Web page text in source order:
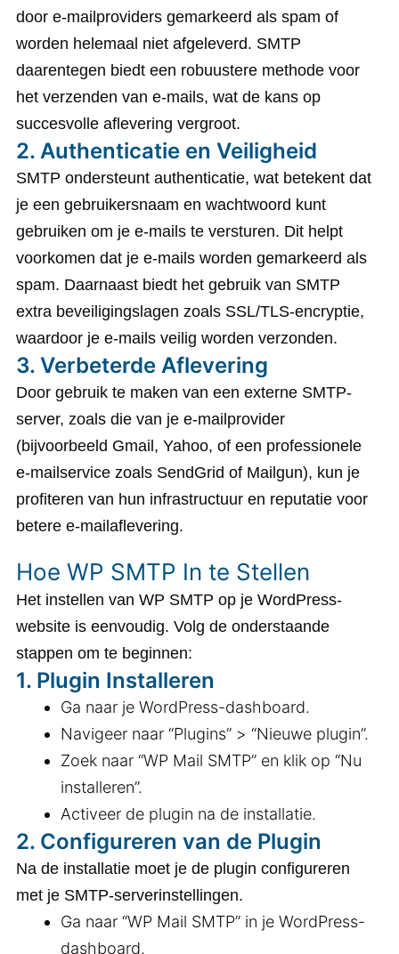
door e-mailproviders gemarkeerd als spam of
worden helemaal niet afgeleverd. SMTP
daarentegen biedt een robuustere methode voor
het verzenden van e-mails, wat de kans op
succesvolle aflevering vergroot.
2. Authenticatie en Veiligheid
SMTP ondersteunt authenticatie, wat betekent dat
je een gebruikersnaam en wachtwoord kunt
gebruiken om je e-mails te versturen. Dit helpt
voorkomen dat je e-mails worden gemarkeerd als
spam. Daarnaast biedt het gebruik van SMTP
extra beveiligingslagen zoals SSL/TLS-encryptie,
waardoor je e-mails veilig worden verzonden.
3. Verbeterde Aflevering
Door gebruik te maken van een externe SMTP-
server, zoals die van je e-mailprovider
(bijvoorbeeld Gmail, Yahoo, of een professionele
e-mailservice zoals SendGrid of Mailgun), kun je
profiteren van hun infrastructuur en reputatie voor
betere e-mailaflevering.
Hoe WP SMTP In te Stellen
Het instellen van WP SMTP op je WordPress-
website is eenvoudig. Volg de onderstaande
stappen om te beginnen:
1. Plugin Installeren
Ga naar je WordPress-dashboard.
Navigeer naar “Plugins” > “Nieuwe plugin”.
Zoek naar “WP Mail SMTP” en klik op “Nu
installeren”.
Activeer de plugin na de installatie.
2. Configureren van de Plugin
Na de installatie moet je de plugin configureren
met je SMTP-serverinstellingen.
Ga naar “WP Mail SMTP” in je WordPress-
dashboard.